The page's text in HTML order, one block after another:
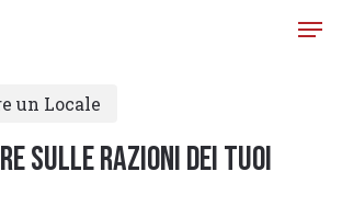
un Locale
sulle razioni dei tuoi